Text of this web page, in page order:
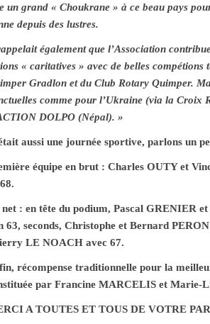
un grand « Choukrane » à ce beau pays
depuis des lustres.
également que l’Association
« caritatives » avec de belles compétions
Gradlon et du Club Rotary Quimper.
comme pour l’Ukraine (via la Croix
DOLPO (Népal). »
aussi une journée sportive, parlons un
équipe en brut : Charles OUTY et
net : en tête du podium, Pascal GRENIER
63, seconds, Christophe et Bernard
LE NOACH avec 67.
récompense traditionnelle pour la
par Francine MARCELIS et Marie-
A TOUTES ET TOUS DE VOTRE